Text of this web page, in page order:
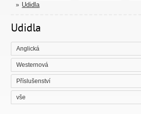
» Udidla
Udidla
Anglická
Westernová
Příslušenství
vše